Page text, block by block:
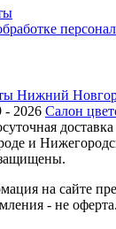
- 2026 Салон
и
на сайте
- не оферта.